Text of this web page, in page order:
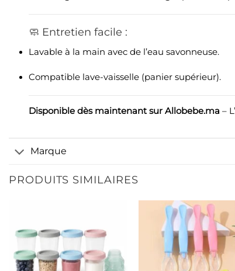
🧼 Entretien facile :
Lavable à la main avec de l’eau savonneuse.
Compatible lave-vaisselle (panier supérieur).
Disponible dès maintenant sur Allobebe.ma –
Marque
PRODUITS SIMILAIRES